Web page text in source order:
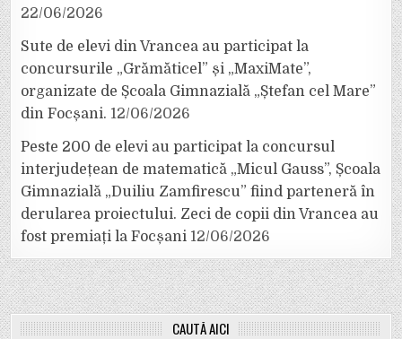
22/06/2026
Sute de elevi din Vrancea au participat la
concursurile „Grămăticel” și „MaxiMate”,
organizate de Școala Gimnazială „Ștefan cel Mare”
din Focșani. 12/06/2026
Peste 200 de elevi au participat la concursul
interjudețean de matematică „Micul Gauss”, Școala
Gimnazială „Duiliu Zamfirescu” fiind parteneră în
derularea proiectului. Zeci de copii din Vrancea au
fost premiați la Focșani 12/06/2026
CAUTĂ AICI